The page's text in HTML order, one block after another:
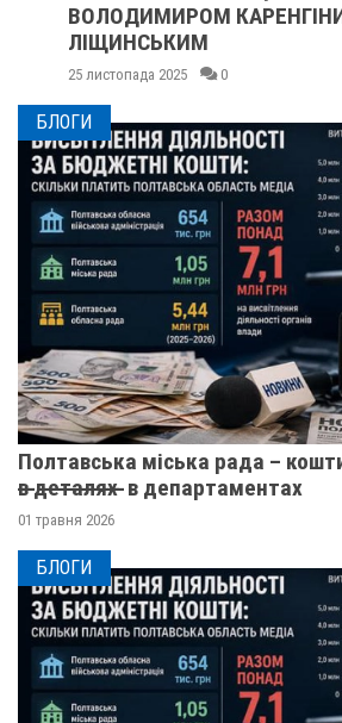
ВОЛОДИМИРОМ КАРЕНГІНИМ
ЛІЩИНСЬКИМ
25 листопада 2025 0
БЛОГИ
Полтавська міська рада –
в̶ ̶д̶е̶т̶а̶л̶я̶х̶ ̶ в департаментах
01 травня 2026
БЛОГИ